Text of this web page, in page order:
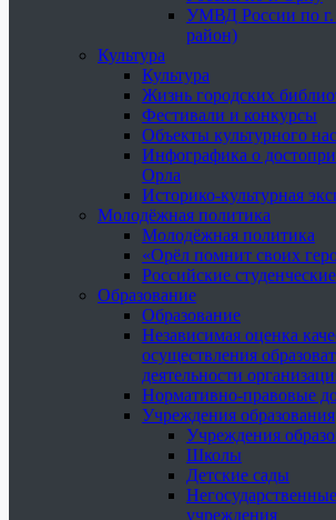
УМВД России по г.
район)
Культура
Культура
Жизнь городских
Фестивали и конкурсы
Объекты культурного
Инфографика о
Орла
Историко-культурная
Молодёжная политика
Молодёжная политика
«Орёл помнит своих
Российские
Образование
Образование
Независимая оценка
осуществления
деятельности
Нормативно-правовые
Учреждения образования
Учреждения
Школы
Детские сады
учреждения